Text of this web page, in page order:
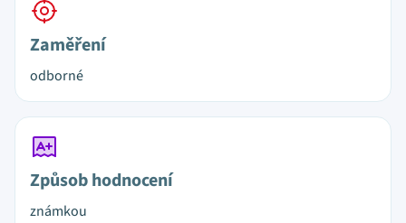
Zaměření
odborné
Způsob hodnocení
známkou